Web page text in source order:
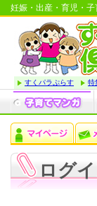
妊娠・出産・育児・
すくパラぷらす 特
ログ